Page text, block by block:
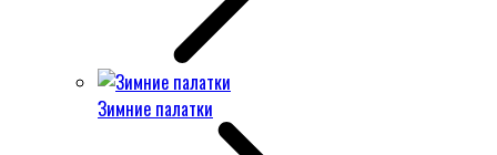
Зимние палатки